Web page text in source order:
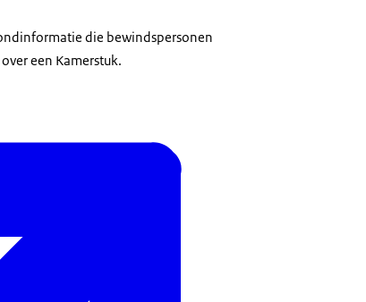
die bewindspersonen
een Kamerstuk.